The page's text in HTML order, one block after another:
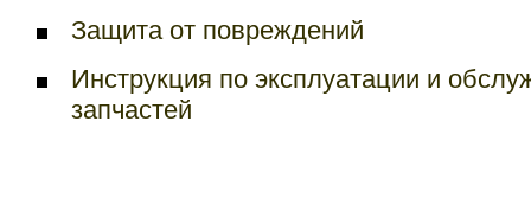
Защита от повреждений
Инструкция по эксплуатации и
запчастей